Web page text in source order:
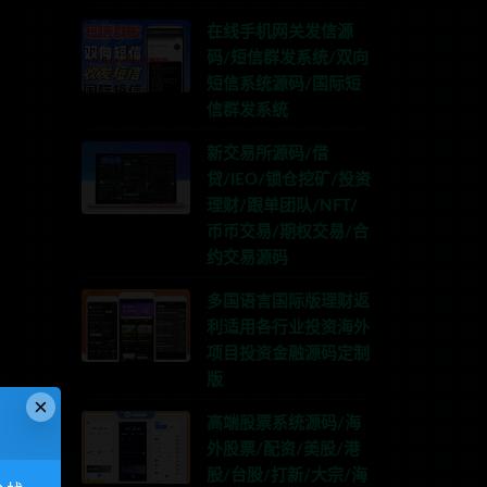
在线手机网关发信源
码/短信群发系统/双向
短信系统源码/国际短
信群发系统
新交易所源码/借
贷/IEO/锁仓挖矿/投资
理财/跟单团队/NFT/
币币交易/期权交易/合
约交易源码
多国语言国际版理财返
利适用各行业投资海外
项目投资金融源码定制
版
高端股票系统源码/海
外股票/配资/美股/港
股/台股/打新/大宗/海
×